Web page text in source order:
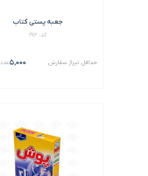
جعبه پستی کتاب
کد: 1912
حداقل تیراژ سفارش 5,000عدد